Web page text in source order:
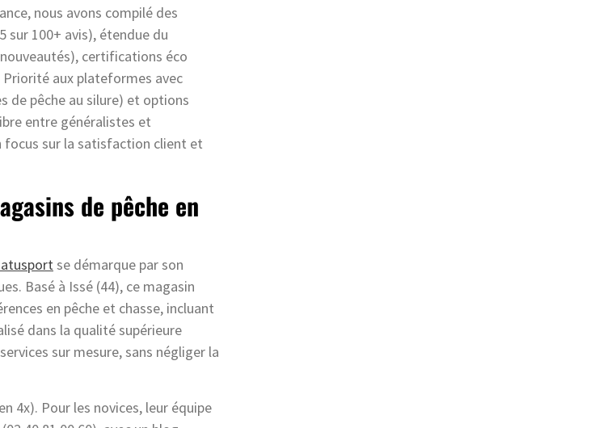
nous avons compilé des
sur 100+ avis), étendue du
certifications éco
aux plateformes avec
de pêche au silure) et options
entre généralistes et
focus sur la satisfaction client et
de pêche en
se démarque par son
Basé à Issé (44), ce magasin
en pêche et chasse, incluant
dans la qualité supérieure
sur mesure, sans négliger la
4x). Pour les novices, leur équipe